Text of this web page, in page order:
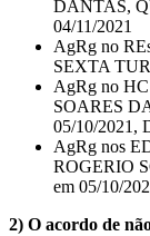
DANTAS,
04/11/2021
AgRg no
SEXTA
AgRg no
SOARES
05/10/2021,
AgRg nos
ROGERIO
em 05/10/
2) O acordo de